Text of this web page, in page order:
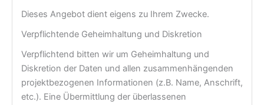
Dieses Angebot dient eigens zu Ihrem Zwecke.
Verpflichtende Geheimhaltung und Diskretion
Verpflichtend bitten wir um Geheimhaltung und
Diskretion der Daten und allen zusammenhängenden
projektbezogenen Informationen (z.B. Name, Anschrift,
etc.). Eine Übermittlung der überlassenen